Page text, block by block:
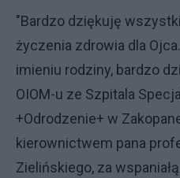
"Bardzo dziękuję
życzenia zdrowia dla
imieniu rodziny, bardzo
OIOM-u ze Szpitala
+Odrodzenie+ w
kierownictwem pana
Zielińskiego, za